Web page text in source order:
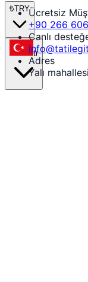
₺TRY
tr
Ücretsiz
+90 266
Canlı
Adres
Yalı